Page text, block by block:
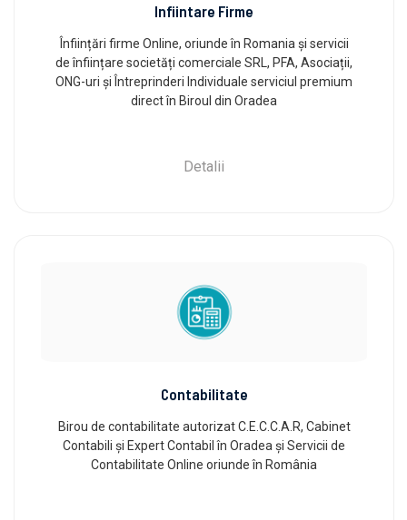
Infiintare Firme
Înființări firme Online, oriunde în Romania și servicii
de înființare societăți comerciale SRL, PFA, Asociații,
ONG-uri și Întreprinderi Individuale serviciul premium
direct în Biroul din Oradea
Detalii
Contabilitate
Birou de contabilitate autorizat C.E.C.C.A.R, Cabinet
Contabili și Expert Contabil în Oradea și Servicii de
Contabilitate Online oriunde în România